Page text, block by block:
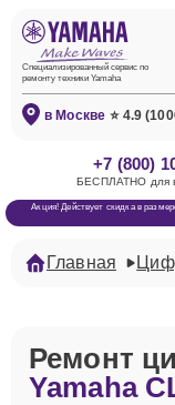
Специализированный сервис по
ремонту техники Yamaha
в Москве ⭐ 4.9
+7 (800)
БЕСПЛАТНО для
Акция! Действует скидка в
Главная
Ремонт
Yamaha